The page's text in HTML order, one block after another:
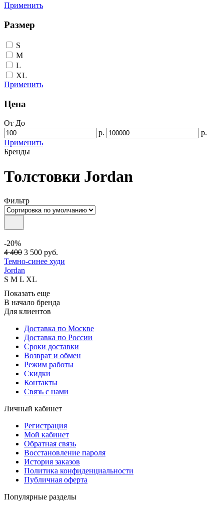
Применить
Размер
S
M
L
XL
Применить
Цена
От До
р.
р.
Применить
Бренды
Толстовки Jordan
Фильтр
-20%
4 400 3 500 руб.
Темно-синее худи
Jordan
S M L XL
Показать еще
В начало бренда
Для клиентов
Доставка по Москве
Доставка по России
Сроки доставки
Возврат и обмен
Режим работы
Скидки
Контакты
Связь с нами
Личный кабинет
Регистрация
Мой кабинет
Обратная связь
Восстановление пароля
История заказов
Политика конфиденциальности
Публичная оферта
Популярные разделы